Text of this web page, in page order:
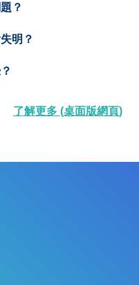
？
明？
了解更多 (桌面版網頁)